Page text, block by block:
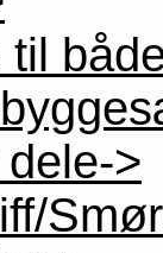
til
>